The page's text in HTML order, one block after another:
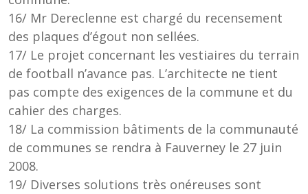
16/ Mr Dereclenne est chargé du recensement
des plaques d’égout non sellées.
17/ Le projet concernant les vestiaires du terrain
de football n’avance pas. L’architecte ne tient
pas compte des exigences de la commune et du
cahier des charges.
18/ La commission bâtiments de la communauté
de communes se rendra à Fauverney le 27 juin
2008.
19/ Diverses solutions très onéreuses sont